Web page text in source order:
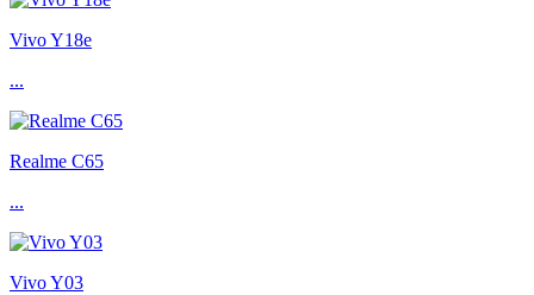
Vivo Y18e
...
Realme C65
...
Vivo Y03